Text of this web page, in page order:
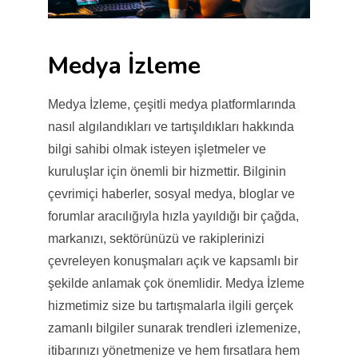
Medya İzleme
Medya İzleme, çeşitli medya platformlarında
nasıl algılandıkları ve tartışıldıkları hakkında
bilgi sahibi olmak isteyen işletmeler ve
kuruluşlar için önemli bir hizmettir. Bilginin
çevrimiçi haberler, sosyal medya, bloglar ve
forumlar aracılığıyla hızla yayıldığı bir çağda,
markanızı, sektörünüzü ve rakiplerinizi
çevreleyen konuşmaları açık ve kapsamlı bir
şekilde anlamak çok önemlidir. Medya İzleme
hizmetimiz size bu tartışmalarla ilgili gerçek
zamanlı bilgiler sunarak trendleri izlemenize,
itibarınızı yönetmenize ve hem fırsatlara hem